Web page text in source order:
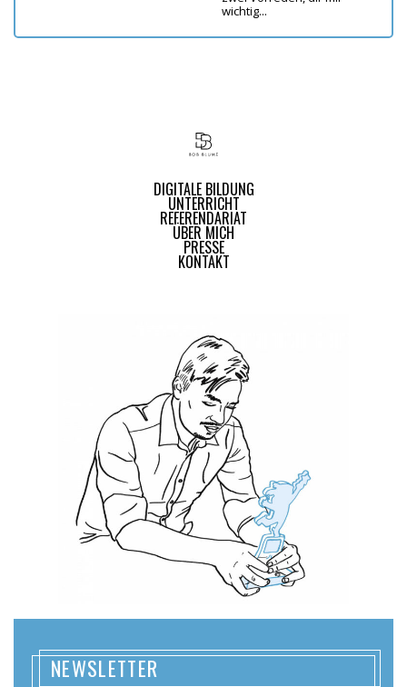
wichtig...
DIGITALE BILDUNG
UNTERRICHT
REFERENDARIAT
ÜBER MICH
PRESSE
KONTAKT
NEWSLETTER